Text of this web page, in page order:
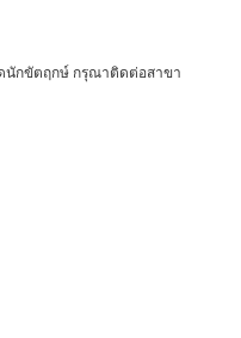
นักขัตฤกษ์ กรุณาติดต่อสาขา